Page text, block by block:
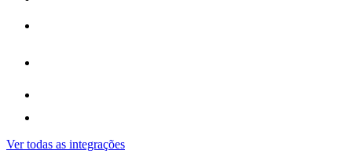
Ver todas as integrações